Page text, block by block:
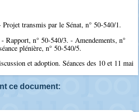
transmis par le Sénat, n° 50-540/1.
Rapport, n° 50-540/3. - Amendements, n°
plénière, n° 50-540/5.
et adoption. Séances des 10 et 11 mai
ce document: